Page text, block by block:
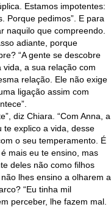
Estamos impotentes:
Porque pedimos”. E para
naquilo que compreendo.
adiante, porque
“A gente se descobre
a sua relação com
relação. Ele não exige
ligação assim com
diz Chiara. “Com Anna, a
te explico a vida, desse
o seu temperamento. É
mais eu te ensino, mas
deles não como filhos
lhes ensino a olharem a
“Eu tinha mil
perceber, lhe fazem mal.